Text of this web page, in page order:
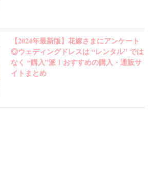
【2024年最新版】花嫁さまにアンケート
◎ウェディングドレスは “レンタル” では
なく “購入”派！おすすめの購入・通販サ
イトまとめ